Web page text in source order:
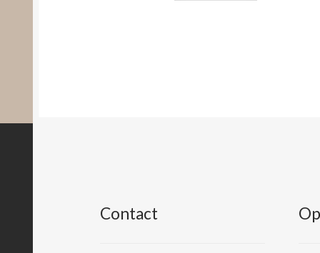
Contact